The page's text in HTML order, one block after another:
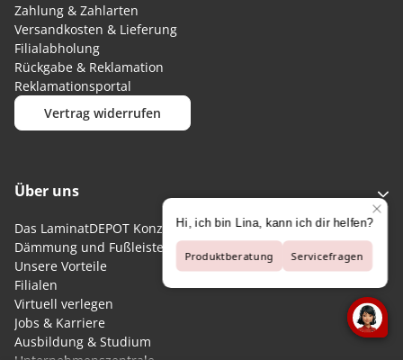
Zahlung & Zahlarten
Versandkosten & Lieferung
Filialabholung
Rückgabe & Reklamation
Reklamationsportal
Vertrag widerrufen
Über uns
Das LaminatDEPOT Konzept
Dämmung und Fußleisten kostenlos
Unsere Vorteile
Filialen
Virtuell verlegen
Jobs & Karriere
Ausbildung & Studium